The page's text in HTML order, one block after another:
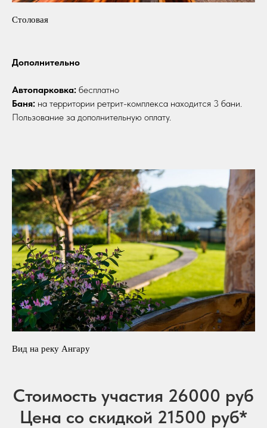
Столовая
Дополнительно
Автопарковка: бесплатно
Баня: на территории ретрит-комплекса находится 3 бани.
Пользование за дополнительную оплату.
Вид на реку Ангару
Стоимость участия 26000 руб
Цена со скидкой 21500 руб*